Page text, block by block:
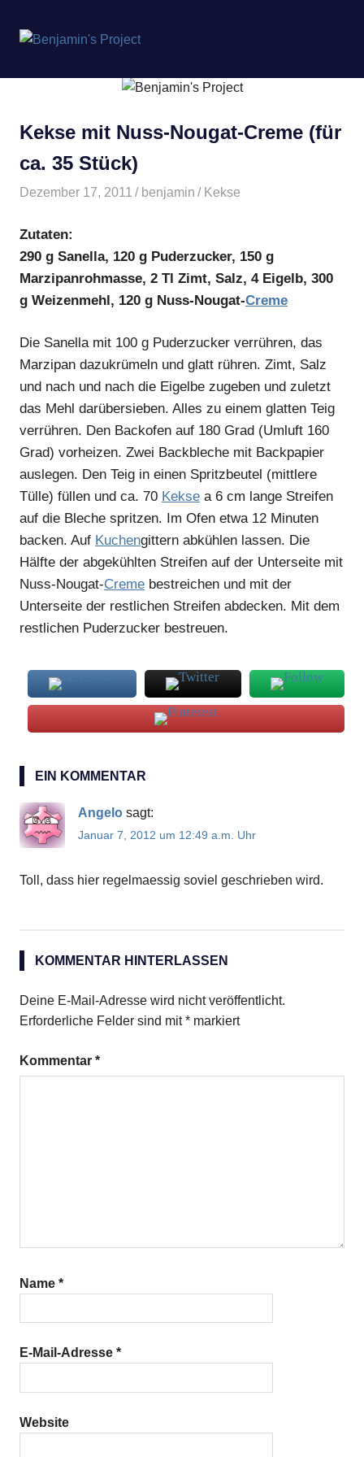
springen
Project
Kekse mit Nuss-Nougat-Creme (für
ca. 35 Stück)
Dezember 17, 2011 benjamin Kekse
Zutaten:
290 g Sanella, 120 g Puderzucker, 150 g
Marzipanrohmasse, 2 Tl Zimt, Salz, 4 Eigelb, 300
g Weizenmehl, 120 g Nuss-Nougat-Creme
Die Sanella mit 100 g Puderzucker verrühren, das
Marzipan dazukrümeln und glatt rühren. Zimt, Salz
und nach und nach die Eigelbe zugeben und zuletzt
das Mehl darübersieben. Alles zu einem glatten Teig
verrühren. Den Backofen auf 180 Grad (Umluft 160
Grad) vorheizen. Zwei Backbleche mit Backpapier
auslegen. Den Teig in einen Spritzbeutel (mittlere
Tülle) füllen und ca. 70 Kekse a 6 cm lange Streifen
auf die Bleche spritzen. Im Ofen etwa 12 Minuten
backen. Auf Kuchengittern abkühlen lassen. Die
Hälfte der abgekühlten Streifen auf der Unterseite mit
Nuss-Nougat-Creme bestreichen und mit der
Unterseite der restlichen Streifen abdecken. Mit dem
restlichen Puderzucker bestreuen.
Nuss-
Nougat-
Creme
EIN KOMMENTAR
Angelo sagt:
Januar 7, 2012 um 12:49 a.m. Uhr
Toll, dass hier regelmaessig soviel geschrieben wird.
KOMMENTAR HINTERLASSEN
Deine E-Mail-Adresse wird nicht veröffentlicht.
Erforderliche Felder sind mit* markiert
Kommentar *
Name *
E-Mail-Adresse *
Website